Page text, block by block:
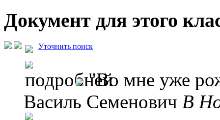
Документ для этого
Уточнить поиск
"Во мне уже
Василь Семенович B